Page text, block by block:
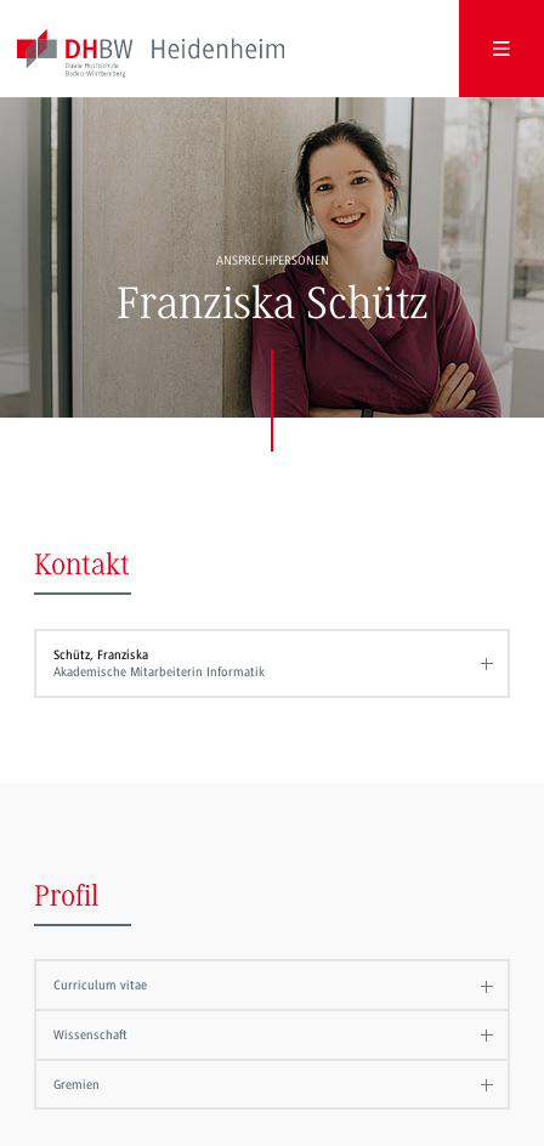
ANSPRECHPERSONEN
Franziska Schütz
Kontakt
Schütz, Franziska
Akademische Mitarbeiterin Informatik
Profil
Curriculum vitae
Wissenschaft
Gremien